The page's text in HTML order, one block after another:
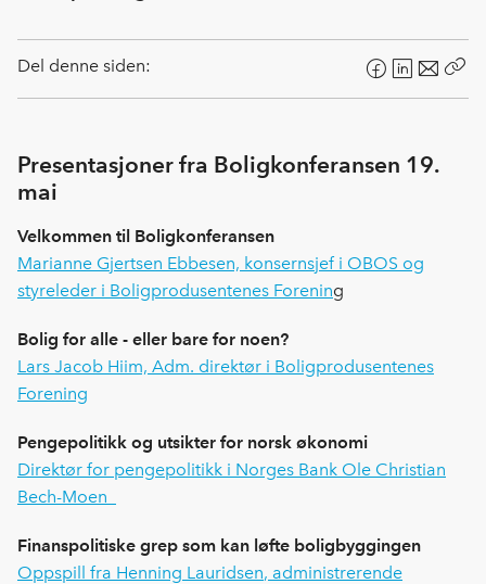
Del denne siden:
F
a
e
k
L
i
k
n
E
-
o
Presentasjoner fra Boligkonferansen 19.
mai
Velkommen til Boligkonferansen
Marianne Gjertsen Ebbesen, konsernsjef i OBOS og
styreleder i Boligprodusentenes Forening
Bolig for alle - eller bare for noen?
Lars Jacob Hiim, Adm. direktør i Boligprodusentenes
Forening
Pengepolitikk og utsikter for norsk økonomi
Direktør for pengepolitikk i Norges Bank Ole Christian
Bech-Moen
Finanspolitiske grep som kan løfte boligbyggingen
Oppspill fra Henning Lauridsen, administrerende